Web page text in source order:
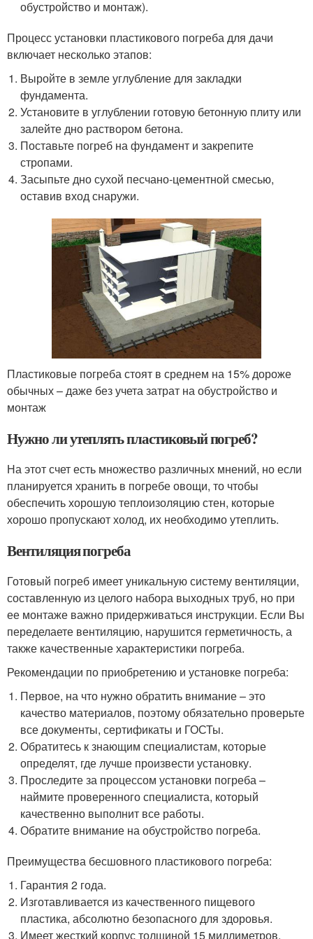
обустройство и монтаж).
Процесс установки пластикового погреба для дачи
включает несколько этапов:
Выройте в земле углубление для закладки
фундамента.
Установите в углублении готовую бетонную плиту или
залейте дно раствором бетона.
Поставьте погреб на фундамент и закрепите
стропами.
Засыпьте дно сухой песчано-цементной смесью,
оставив вход снаружи.
Пластиковые погреба стоят в среднем на 15% дороже
обычных – даже без учета затрат на обустройство и
монтаж
Нужно ли утеплять пластиковый погреб?
На этот счет есть множество различных мнений, но если
планируется хранить в погребе овощи, то чтобы
обеспечить хорошую теплоизоляцию стен, которые
хорошо пропускают холод, их необходимо утеплить.
Вентиляция погреба
Готовый погреб имеет уникальную систему вентиляции,
составленную из целого набора выходных труб, но при
ее монтаже важно придерживаться инструкции. Если Вы
переделаете вентиляцию, нарушится герметичность, а
также качественные характеристики погреба.
Рекомендации по приобретению и установке погреба:
Первое, на что нужно обратить внимание – это
качество материалов, поэтому обязательно проверьте
все документы, сертификаты и ГОСТы.
Обратитесь к знающим специалистам, которые
определят, где лучше произвести установку.
Проследите за процессом установки погреба –
наймите проверенного специалиста, который
качественно выполнит все работы.
Обратите внимание на обустройство погреба.
Преимущества бесшовного пластикового погреба:
Гарантия 2 года.
Изготавливается из качественного пищевого
пластика, абсолютно безопасного для здоровья.
Имеет жесткий корпус толщиной 15 миллиметров,